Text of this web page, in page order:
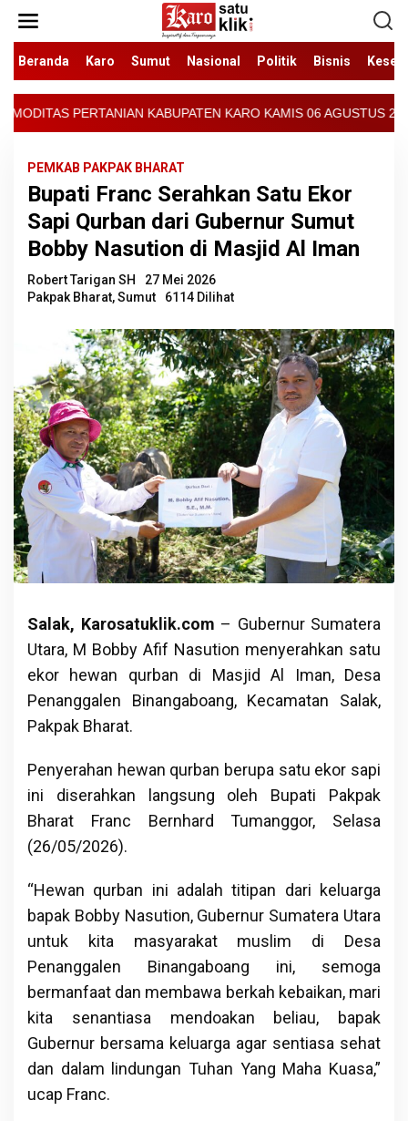
konten
Beranda
Karo Sumut Nasional Politik Bisnis
KARO KAMIS 06 AGUSTUS 2026 - ARCIS
PEMKAB PAKPAK BHARAT
Bupati Franc Serahkan Satu Ekor
Sapi Qurban dari Gubernur Sumut
Bobby Nasution di Masjid Al Iman
Robert Tarigan SH
27 Mei 2026
Pakpak Bharat,Sumut 6114 Dilihat
Salak, Karosatuklik.com – Gubernur Sumatera
Utara, M Bobby Afif Nasution menyerahkan satu
ekor hewan qurban di Masjid Al Iman, Desa
Penanggalen Binangaboang, Kecamatan Salak,
Pakpak Bharat.
Penyerahan hewan qurban berupa satu ekor sapi
ini diserahkan langsung oleh Bupati Pakpak
Bharat Franc Bernhard Tumanggor, Selasa
(26/05/2026).
“Hewan qurban ini adalah titipan dari keluarga
bapak Bobby Nasution, Gubernur Sumatera Utara
untuk kita masyarakat muslim di Desa
Penanggalen Binangaboang ini, semoga
bermanfaat dan membawa berkah kebaikan, mari
kita senantiasa mendoakan beliau, bapak
Gubernur bersama keluarga agar sentiasa sehat
dan dalam lindungan Tuhan Yang Maha Kuasa,”
ucap Franc.